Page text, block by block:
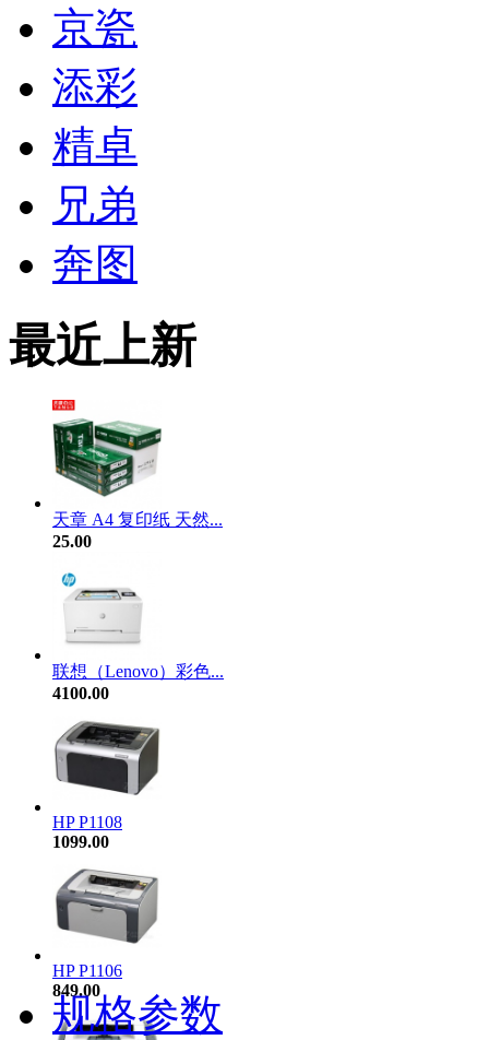
京瓷
添彩
精卓
兄弟
奔图
最近上新
天章 A4 复印纸 天然...
25.00
联想（Lenovo）彩色...
4100.00
HP P1108
1099.00
HP P1106
849.00
规格参数